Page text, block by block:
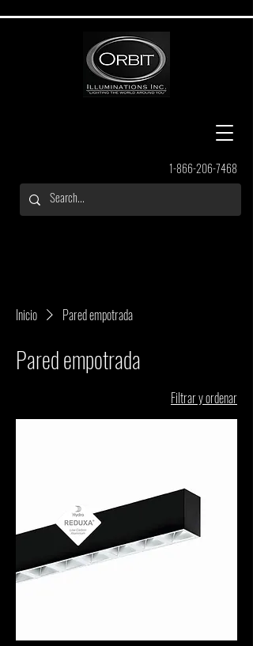
1-866-206-7468
Inicio Pared empotrada
Pared empotrada
Filtrar y ordenar